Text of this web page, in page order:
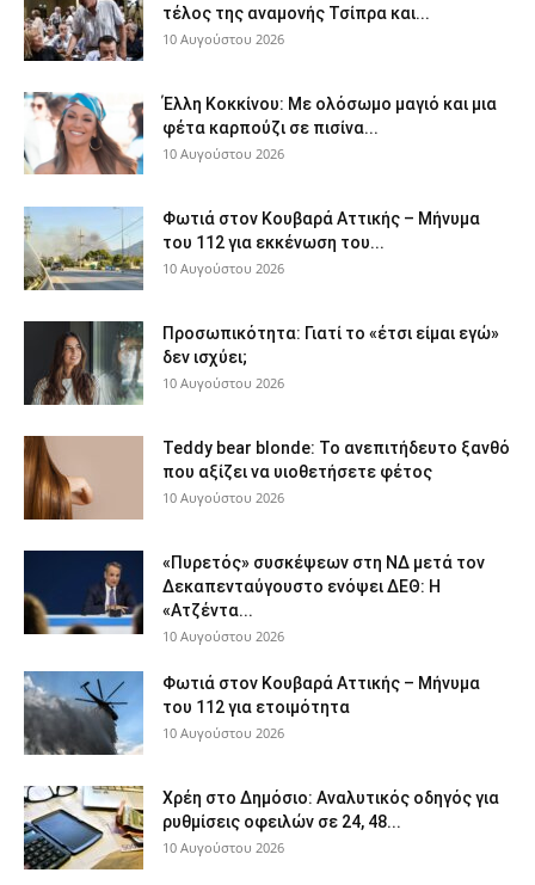
τέλος της αναμονής Τσίπρα και...
10 Αυγούστου 2026
Έλλη Κοκκίνου: Με ολόσωμο μαγιό και μια
φέτα καρπούζι σε πισίνα...
10 Αυγούστου 2026
Φωτιά στον Κουβαρά Αττικής – Μήνυμα
του 112 για εκκένωση του...
10 Αυγούστου 2026
Προσωπικότητα: Γιατί το «έτσι είμαι εγώ»
δεν ισχύει;
10 Αυγούστου 2026
Teddy bear blonde: Το ανεπιτήδευτο ξανθό
που αξίζει να υιοθετήσετε φέτος
10 Αυγούστου 2026
«Πυρετός» συσκέψεων στη ΝΔ μετά τον
Δεκαπενταύγουστο ενόψει ΔΕΘ: Η
«Ατζέντα...
10 Αυγούστου 2026
Φωτιά στον Κουβαρά Αττικής – Μήνυμα
του 112 για ετοιμότητα
10 Αυγούστου 2026
Χρέη στο Δημόσιο: Αναλυτικός οδηγός για
ρυθμίσεις οφειλών σε 24, 48...
10 Αυγούστου 2026